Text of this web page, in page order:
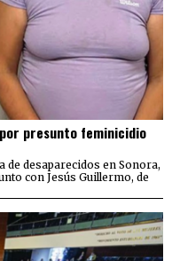
presunto feminicidio
de desaparecidos en Sonora,
con Jesús Guillermo, de